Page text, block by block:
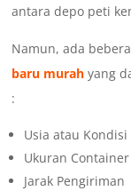
antara depo peti
Namun, ada
baru murah yang
:
Usia atau
Ukuran Container
Jarak Pengiriman